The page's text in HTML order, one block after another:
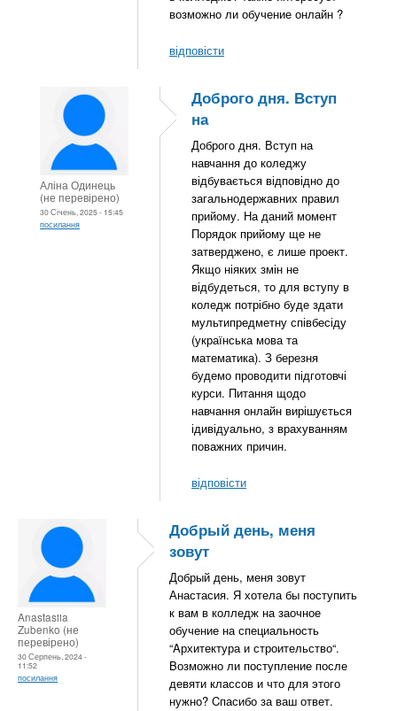
возможно ли обучение онлайн ?
відповісти
Аліна Одинець
(не перевірено)
30 Січень, 2025 - 15:45
посилання
Доброго дня. Вступ
на
Доброго дня. Вступ на
навчання до коледжу
відбувається відповідно до
загальнодержавних правил
прийому. На даний момент
Порядок прийому ще не
затверджено, є лише проект.
Якщо ніяких змін не
відбудеться, то для вступу в
коледж потрібно буде здати
мультипредметну співбесіду
(українська мова та
математика). З березня
будемо проводити підготовчі
курси. Питання щодо
навчання онлайн вирішується
ідивідуально, з врахуванням
поважних причин.
відповісти
Anastasiia
Zubenko (не
перевірено)
30 Серпень, 2024 -
11:52
посилання
Добрый день, меня
зовут
Добрый день, меня зовут
Анастасия. Я хотела бы поступить
к вам в колледж на заочное
обучение на специальность
“Aрхитектура и строительство“.
Bозможно ли поступление после
девяти классов и что для этого
нужно? Cпасибо за ваш ответ.